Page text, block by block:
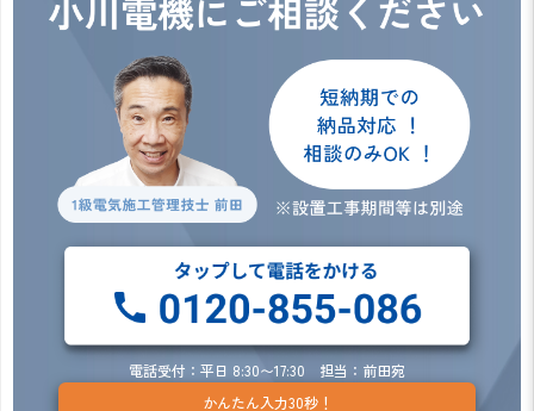
電話受付：平日 8:30〜17:30 担当：前田宛
かんたん入力30秒！